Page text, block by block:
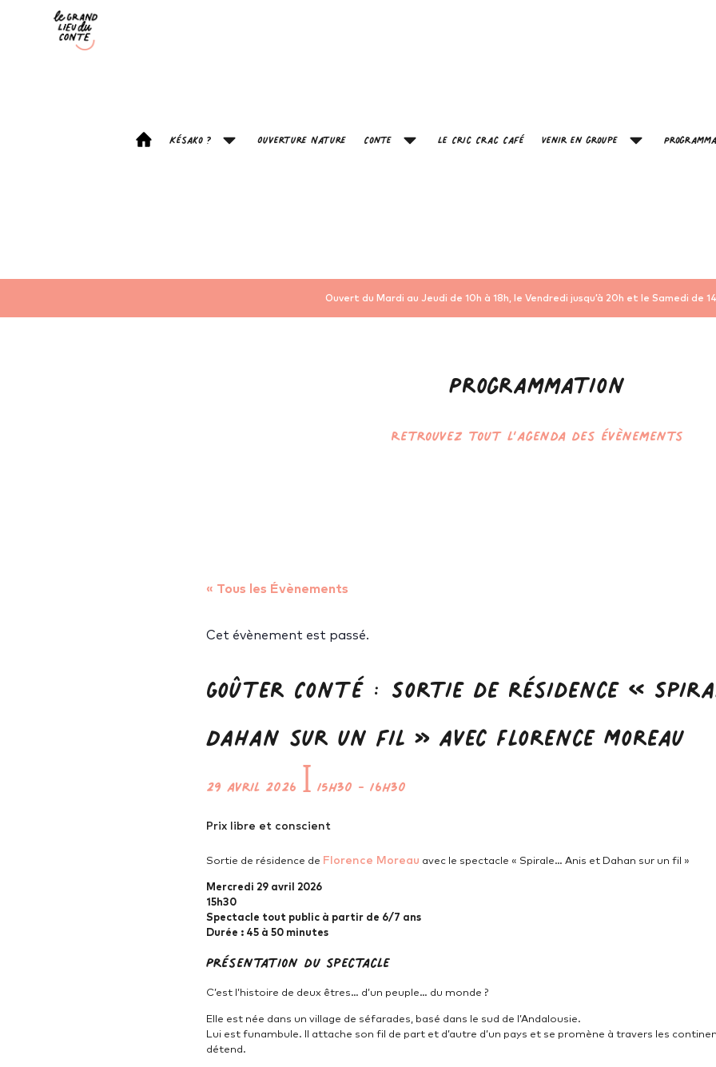
Késako ? Ouverture Nature Conte Le Cric Crac Café Venir en groupe
Ouvert du Mardi au Jeudi de 10h à 18h, le Vendredi jusqu’à 20h et le Samedi de
Programmation
Retrouvez tout l’agenda des évènements
« Tous les Évènements
Cet évènement est passé.
Goûter Conté : Sortie de résidence «
Dahan sur un fil » avec Florence Moreau
29 avril 2026 ꟾ 15h30 - 16h30
Prix libre et conscient
Sortie de résidence de Florence Moreau avec le spectacle « Spirale… Anis et Dahan sur un fil »
Mercredi 29 avril 2026
15h30
Spectacle tout public à partir de 6/7 ans
Durée : 45 à 50 minutes
Présentation du spectacle
C’est l’histoire de deux êtres… d’un peuple… du monde ?
Elle est née dans un village de séfarades, basé dans le sud de l’Andalousie.
Lui est funambule. Il attache son fil de part et d’autre d’un pays et se promène à travers les
détend.